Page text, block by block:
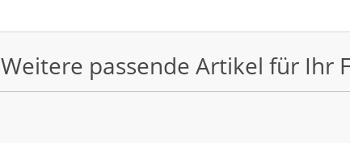
Weitere passende Artikel für Ihr